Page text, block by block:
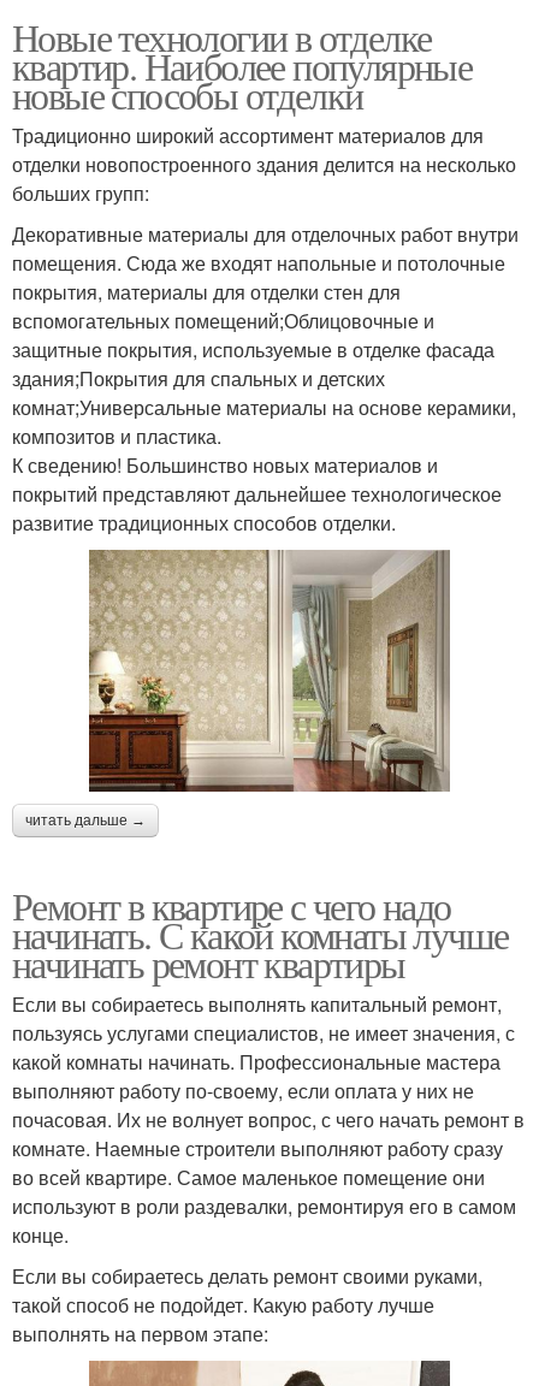
Новые технологии в отделке
квартир. Наиболее популярные
новые способы отделки
Традиционно широкий ассортимент материалов для
отделки новопостроенного здания делится на несколько
больших групп:
Декоративные материалы для отделочных работ внутри
помещения. Сюда же входят напольные и потолочные
покрытия, материалы для отделки стен для
вспомогательных помещений;Облицовочные и
защитные покрытия, используемые в отделке фасада
здания;Покрытия для спальных и детских
комнат;Универсальные материалы на основе керамики,
композитов и пластика.
К сведению! Большинство новых материалов и
покрытий представляют дальнейшее технологическое
развитие традиционных способов отделки.
читать дальше →
Ремонт в квартире с чего надо
начинать. С какой комнаты лучше
начинать ремонт квартиры
Если вы собираетесь выполнять капитальный ремонт,
пользуясь услугами специалистов, не имеет значения, с
какой комнаты начинать. Профессиональные мастера
выполняют работу по-своему, если оплата у них не
почасовая. Их не волнует вопрос, с чего начать ремонт в
комнате. Наемные строители выполняют работу сразу
во всей квартире. Самое маленькое помещение они
используют в роли раздевалки, ремонтируя его в самом
конце.
Если вы собираетесь делать ремонт своими руками,
такой способ не подойдет. Какую работу лучше
выполнять на первом этапе: